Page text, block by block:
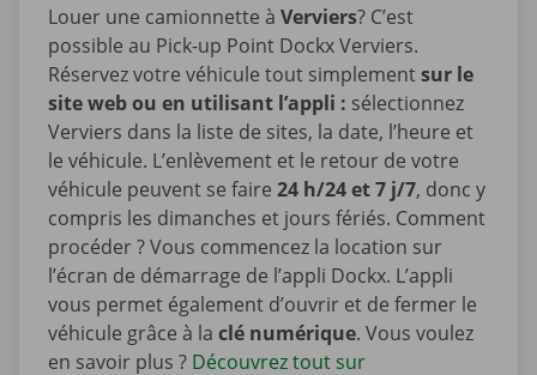
Louer une camionnette à Verviers? C’est
possible au Pick-up Point Dockx Verviers.
Réservez votre véhicule tout simplementsur le
site web ou en utilisant l’appli : sélectionnez
Verviers dans la liste de sites, la date, l’heure et
le véhicule. L’enlèvement et le retour de votre
véhicule peuvent se faire 24 h/24 et 7 j/7, donc y
compris les dimanches et jours fériés. Comment
procéder ? Vous commencez la location sur
l’écran de démarrage de l’appli Dockx. L’appli
vous permet également d’ouvrir et de fermer le
véhicule grâce à la clé numérique. Vous voulez
en savoir plus ? Découvrez tout sur